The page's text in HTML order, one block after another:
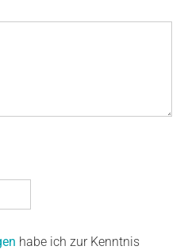
habe ich zur Kenntnis